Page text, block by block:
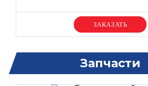
Уточняйте цену
Запчасти